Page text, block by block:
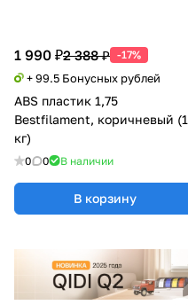
1 990 ₽2 388 ₽ -17%
+ 99.5 Бонусных рублей
ABS пластик 1,75
Bestfilament, коричневый (1
кг)
0 0 В наличии
В корзину